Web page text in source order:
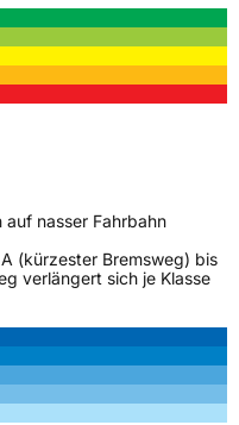
auf nasser Fahrbahn
(kürzester Bremsweg) bis
verlängert sich je Klasse